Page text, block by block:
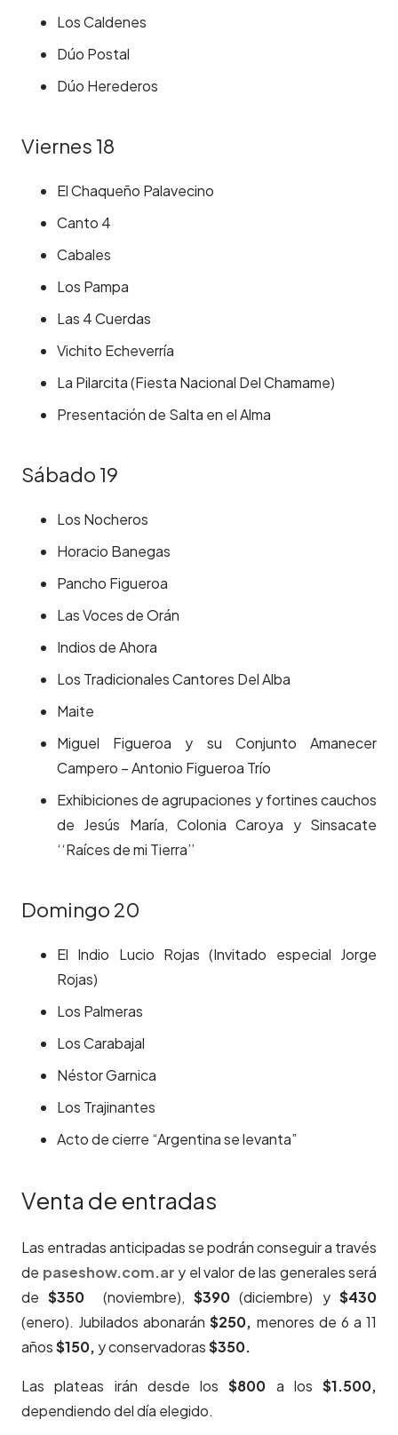
Los Caldenes
Dúo Postal
Dúo Herederos
Viernes 18
El Chaqueño Palavecino
Canto 4
Cabales
Los Pampa
Las 4 Cuerdas
Vichito Echeverría
La Pilarcita (Fiesta Nacional Del Chamame)
Presentación de Salta en el Alma
Sábado 19
Los Nocheros
Horacio Banegas
Pancho Figueroa
Las Voces de Orán
Indios de Ahora
Los Tradicionales Cantores Del Alba
Maite
Miguel Figueroa y su Conjunto Amanecer
Campero – Antonio Figueroa Trío
Exhibiciones de agrupaciones y fortines cauchos
de Jesús María, Colonia Caroya y Sinsacate
‘‘Raíces de mi Tierra’’
Domingo 20
El Indio Lucio Rojas (Invitado especial Jorge
Rojas)
Los Palmeras
Los Carabajal
Néstor Garnica
Los Trajinantes
Acto de cierre “Argentina se levanta”
Venta de entradas
Las entradas anticipadas se podrán conseguir a través
de paseshow.com.ar y el valor de las generales será
de$350 (noviembre),$390 (diciembre) y$430
(enero). Jubilados abonarán$250, menores de 6 a 11
años$150, y conservadoras$350.
Las plateas irán desde los$800 a los $1.500,
dependiendo del día elegido.